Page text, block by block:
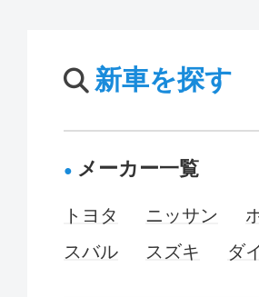
新車を探す
メーカー一覧
トヨタ ニッサン
スバル
スズキ ダ